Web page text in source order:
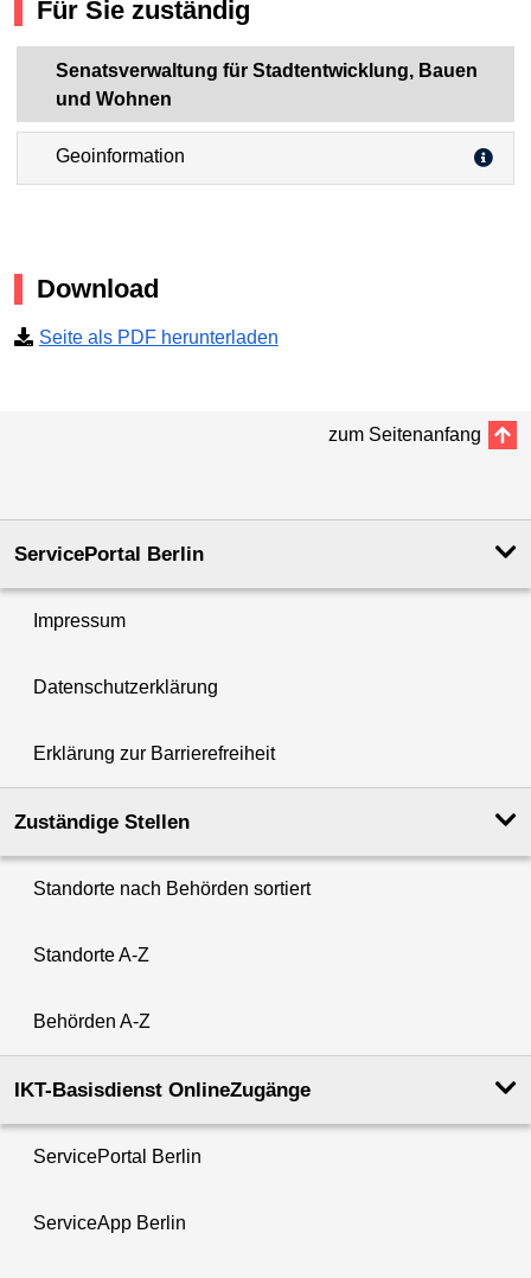
Für Sie zuständig
Senatsverwaltung für Stadtentwicklung, Bauen
und Wohnen
Geoinformation
Download
Seite als PDF herunterladen
zum Seitenanfang
ServicePortal Berlin
Impressum
Datenschutzerklärung
Erklärung zur Barrierefreiheit
Zuständige Stellen
Standorte nach Behörden sortiert
Standorte A-Z
Behörden A-Z
IKT-Basisdienst OnlineZugänge
ServicePortal Berlin
ServiceApp Berlin